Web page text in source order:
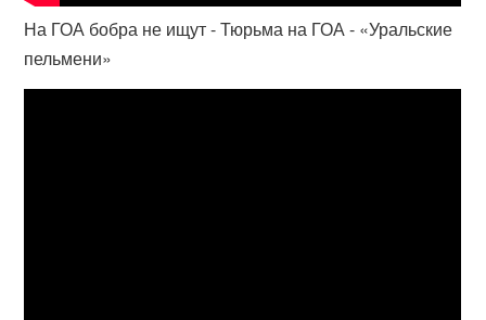
На ГОА бобра не ищут - Тюрьма на ГОА - «Уральские
пельмени»